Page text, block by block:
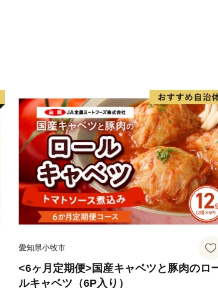
愛知県小牧市
<6ヶ月定期便>国産キャベツと豚肉のロ
ルキャベツ（6P入り）